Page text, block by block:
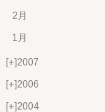
2月
1月
[+]2007
[+]2006
[+]2004